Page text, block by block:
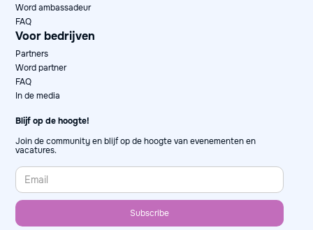
Word ambassadeur
FAQ
Voor bedrijven
Partners
Word partner
FAQ
In de media
Blijf op de hoogte!
Join de community en blijf op de hoogte van evenementen en
vacatures.